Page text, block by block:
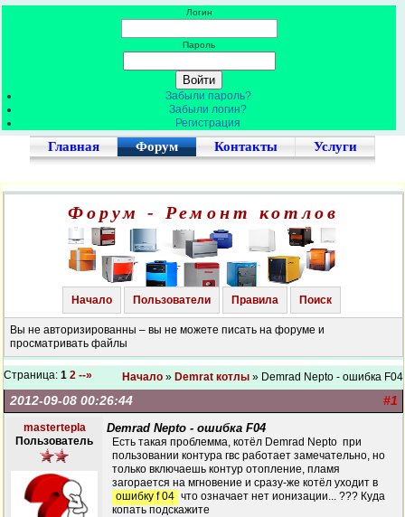
Логин
Пароль
Забыли пароль?
Забыли логин?
Регистрация
Главная Форум Контакты Услуги
Форум - Ремонт котлов
Начало Пользователи Правила Поиск
Вы не авторизированны – вы не можете писать на форуме и
просматривать файлы
Страница: 1 2 --» Начало » Demrat котлы » Demrad Nepto - ошибка F04
#1
2012-09-08 00:26:44
mastertepla
Пользователь
Demrad Nepto - ошибка F04
Есть такая проблемма, котёл Demrad Nepto при
пользовании контура гвс работает замечательно, но
только включаешь контур отопление, пламя
загорается на мгновение и сразу-же котёл уходит в
ошибку f 04 что означает нет ионизации... ??? Куда
копать подскажите